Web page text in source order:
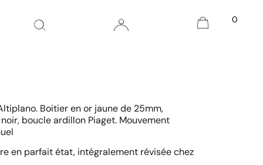
0
Boitier en or jaune de 25mm,
boucle ardillon Piaget. Mouvement
en parfait état, intégralement révisée chez